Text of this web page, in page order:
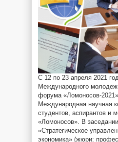
С 12 по 23 апреля 2021
Международного
форума «Ломоносов-2021»
Международная научная
студентов, аспирантов и
«Ломоносов». В
«Стратегическое
экономика» (жюри: